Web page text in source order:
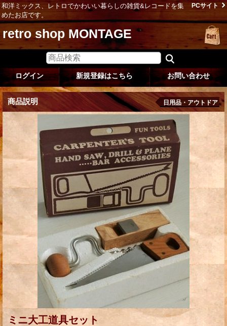
和洋ミックス、レトロでかわいい暮らしの雑貨&レコードを集
めたお店です。
PCサイト
retro shop MONTAGE
ログイン 新規登録はこちら お問い合わせ
商品説明 日用品・アウトドア
ミニ大工道具セット